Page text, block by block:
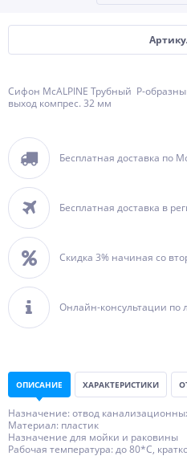
Сифон McALPINE Трубный Р-
выход компрес. 32 мм
Бесплатная доставка по
Бесплатная доставка в
Скидка 3% начиная со
Онлайн-консультации по
ОПИСАНИЕ ХАРАКТЕРИСТИКИ
Назначение: отвод
Материал: пластик
Назначение для мойки и раковины
Рабочая температура: до 80*С,